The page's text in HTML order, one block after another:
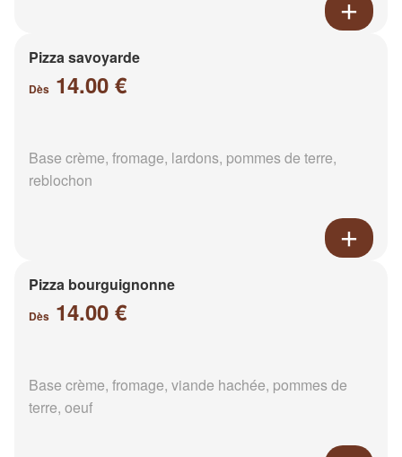
Pizza savoyarde
Dès 14.00 €
Base crème, fromage, lardons, pommes de terre,
reblochon
Pizza bourguignonne
Dès 14.00 €
Base crème, fromage, viande hachée, pommes de
terre, oeuf